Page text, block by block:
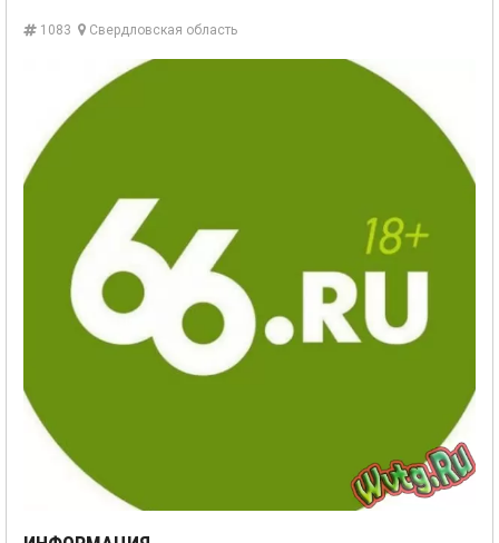
1083 Свердловская область